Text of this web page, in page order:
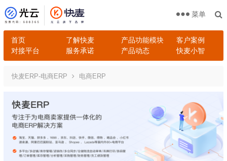
首页 了解快麦 产品功能模块
客户案例
对接平台
服务承诺 产品动态 快麦小智
菜单
快麦ERP-电商ERP 电商ERP